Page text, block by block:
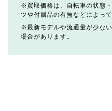
買取価格は、自転車の状態
ツや付属品の有無などによっ
最新モデルや流通量が少な
場合があります。